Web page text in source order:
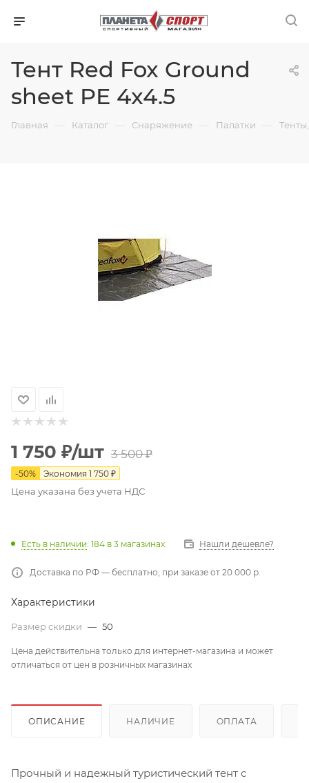
Тент Red Fox Ground
sheet PE 4x4.5
Главная — Каталог — Снаряжение — Палатки —
1 750 ₽/шт 3 500₽
-50% Экономия 1 750 ₽
Цена указана без учета НДС
Есть в наличии: 184 в 3 магазинах Нашли дешевле?
Доставка по РФ — бесплатно, при заказе от 20 000 р.
Характеристики
Размер скидки — 50
Цена действительна только для интернет-магазина и может
отличаться от цен в розничных магазинах
ОПИСАНИЕ НАЛИЧИЕ ОПЛАТА
Прочный и надежный туристический тент с